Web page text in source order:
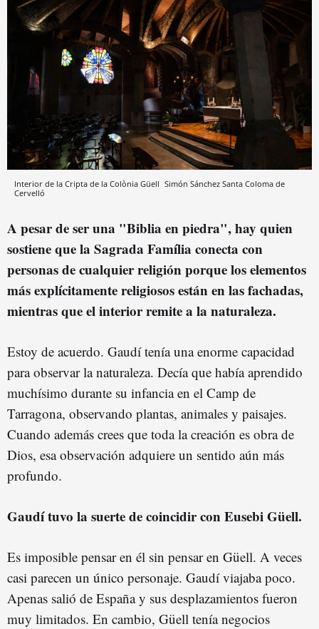
Interior de la Cripta de la Colònia Güell Simón Sánchez Santa Coloma de
Cervelló
A pesar de ser una "Biblia en piedra", hay quien
sostiene que la Sagrada Família conecta con
personas de cualquier religión porque los elementos
más explícitamente religiosos están en las fachadas,
mientras que el interior remite a la naturaleza.
Estoy de acuerdo. Gaudí tenía una enorme capacidad
para observar la naturaleza. Decía que había aprendido
muchísimo durante su infancia en el Camp de
Tarragona, observando plantas, animales y paisajes.
Cuando además crees que toda la creación es obra de
Dios, esa observación adquiere un sentido aún más
profundo.
Gaudí tuvo la suerte de coincidir con Eusebi Güell.
Es imposible pensar en él sin pensar en Güell. A veces
casi parecen un único personaje. Gaudí viajaba poco.
Apenas salió de España y sus desplazamientos fueron
muy limitados. En cambio, Güell tenía negocios